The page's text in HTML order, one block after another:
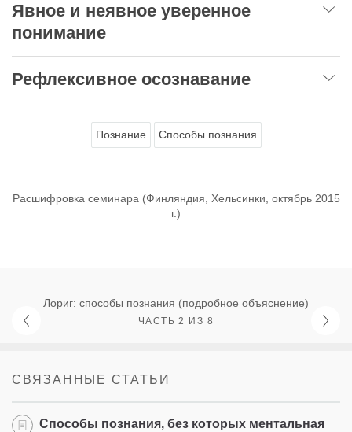
Явное и неявное уверенное
понимание
Рефлексивное осознавание
Познание Способы познания
Расшифровка семинара (Финляндия, Хельсинки, октябрь 2015
г.)
Лориг: способы познания (подробное объяснение)
ЧАСТЬ 2 ИЗ 8
СВЯЗАННЫЕ СТАТЬИ
Способы познания, без которых ментальная